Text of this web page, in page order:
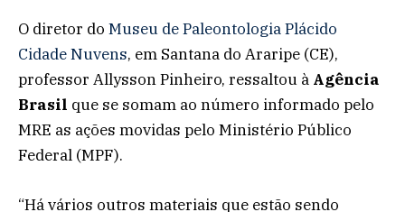
O diretor do Museu de Paleontologia Plácido
Cidade Nuvens, em Santana do Araripe (CE),
professor Allysson Pinheiro, ressaltou à Agência
Brasil que se somam ao número informado pelo
MRE as ações movidas pelo Ministério Público
Federal (MPF).
“Há vários outros materiais que estão sendo